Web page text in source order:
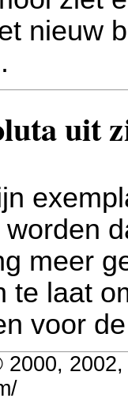
nieuw
uit
meer
te laat
voor